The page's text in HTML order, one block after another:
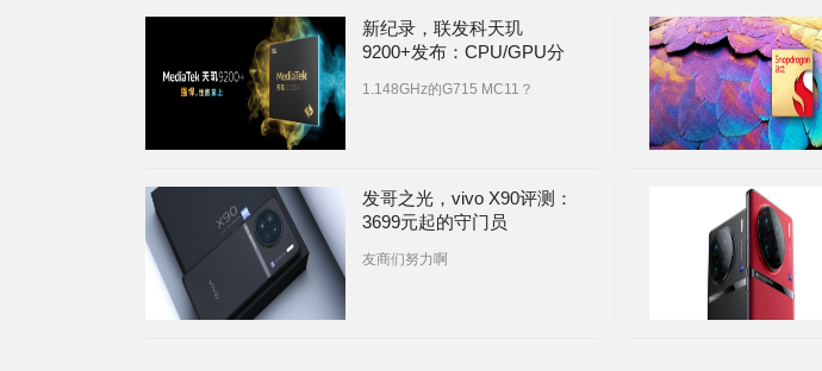
新纪录，联发科天玑
9200+发布：CPU/GPU分
1.148GHz的G715 MC11？
发哥之光，vivo X90评测：
3699元起的守门员
友商们努力啊